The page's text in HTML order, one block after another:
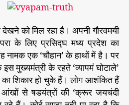
स
चा
र
प
त्र
d
t
e
प
का
व्या
प
क
हो
ता
दा
देखने को मिल रहा है। अपनी गौरवमयी
के लिए प्रसिद्घ मध्य प्रदेश का
नामक एक ‘चौहान’ के हाथों में है। पर
मुख्यमंत्री के रहते ‘व्यापमं घोटाले’
का शिकार हो चुके हैं। लोग आशंकित हैं
से षडयंत्रों की ‘क्रूर जयचंदी